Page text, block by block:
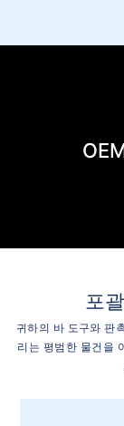
포
귀하의 바 도구와 판
리는 평범한 물건을